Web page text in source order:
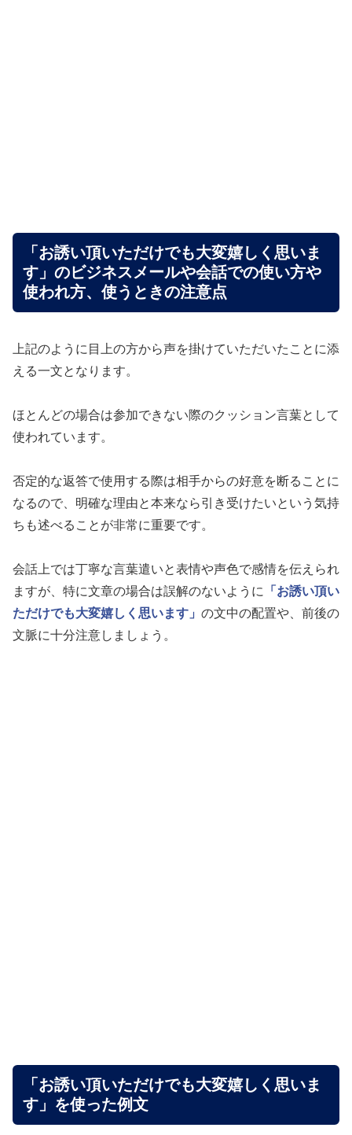
「お誘い頂いただけでも大変嬉しく思いま
す」のビジネスメールや会話での使い方や
使われ方、使うときの注意点
上記のように目上の方から声を掛けていただいたことに添
える一文となります。
ほとんどの場合は参加できない際のクッション言葉として
使われています。
否定的な返答で使用する際は相手からの好意を断ることに
なるので、明確な理由と本来なら引き受けたいという気持
ちも述べることが非常に重要です。
会話上では丁寧な言葉遣いと表情や声色で感情を伝えられ
ますが、特に文章の場合は誤解のないように
「お誘い頂い
ただけでも大変嬉しく思います」 の文中の配置や、前後の
文脈に十分注意しましょう。
「お誘い頂いただけでも大変嬉しく思いま
す」を使った例文